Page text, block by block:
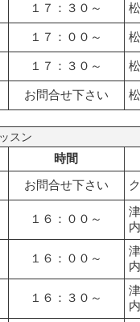
１７：３０～
１７：００～
１７：３０～
お問合せ下さい
スン
時間
お問合せ下さい
１６：００～
１６：００～
１６：３０～